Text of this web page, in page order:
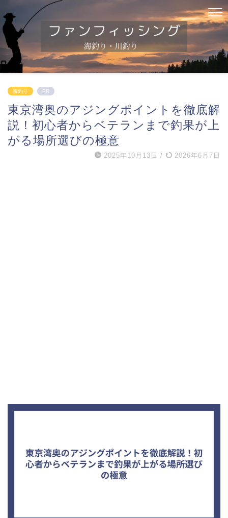
海釣り PR
東京湾奥のアジングポイントを徹底解
説！初心者からベテランまで釣果が上
がる場所選びの極意
2025年10月13日 / 2026年6月7日